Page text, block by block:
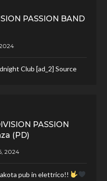
PASSION BAND
Club [ad_2] Source
PASSION
(PD)
pub in elettrico!!